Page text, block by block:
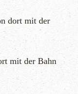
dort mit der
mit der Bahn